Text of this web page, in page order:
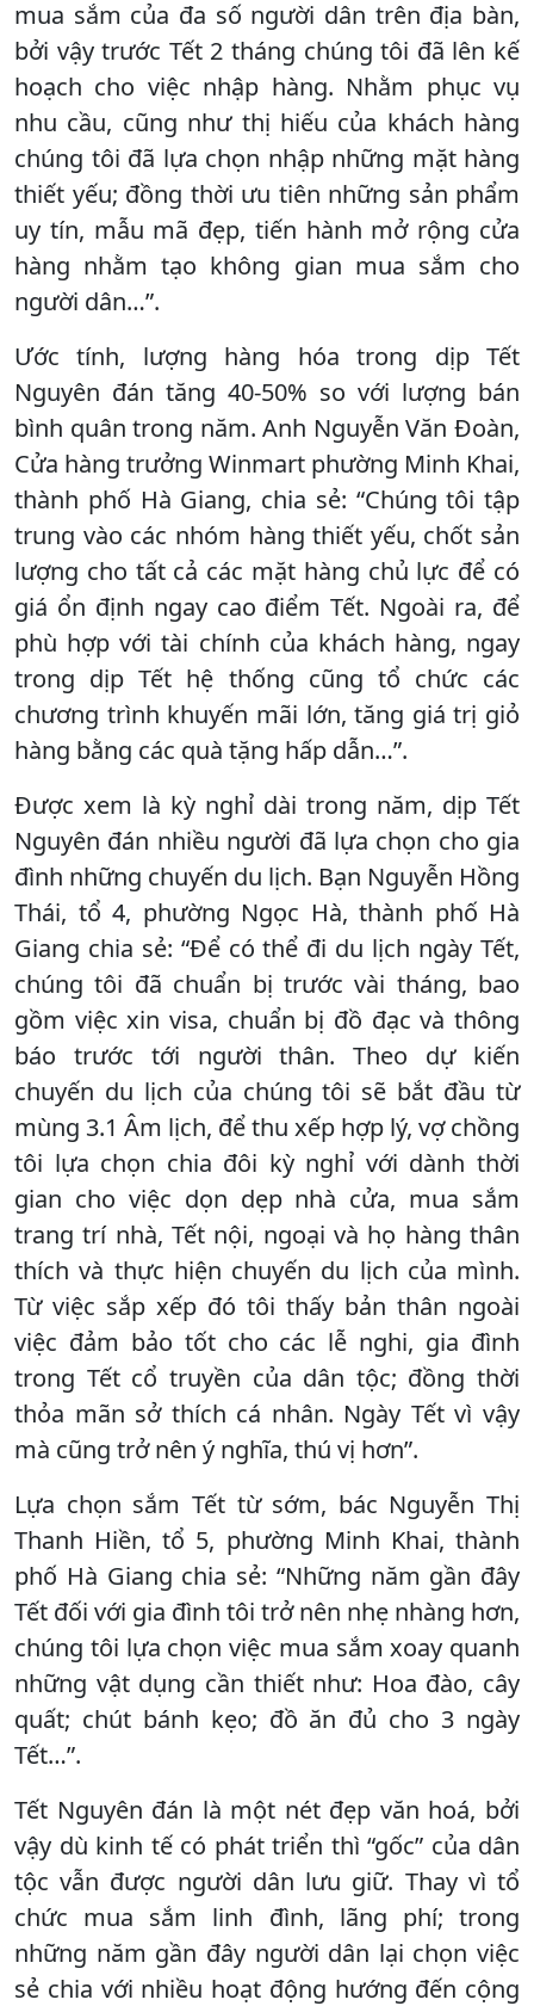
mua sắm của đa số người dân trên địa bàn,
bởi vậy trước Tết 2 tháng chúng tôi đã lên kế
hoạch cho việc nhập hàng. Nhằm phục vụ
nhu cầu, cũng như thị hiếu của khách hàng
chúng tôi đã lựa chọn nhập những mặt hàng
thiết yếu; đồng thời ưu tiên những sản phẩm
uy tín, mẫu mã đẹp, tiến hành mở rộng cửa
hàng nhằm tạo không gian mua sắm cho
người dân…”.
Ước tính, lượng hàng hóa trong dịp Tết
Nguyên đán tăng 40-50% so với lượng bán
bình quân trong năm. Anh Nguyễn Văn Đoàn,
Cửa hàng trưởng Winmart phường Minh Khai,
thành phố Hà Giang, chia sẻ: “Chúng tôi tập
trung vào các nhóm hàng thiết yếu, chốt sản
lượng cho tất cả các mặt hàng chủ lực để có
giá ổn định ngay cao điểm Tết. Ngoài ra, để
phù hợp với tài chính của khách hàng, ngay
trong dịp Tết hệ thống cũng tổ chức các
chương trình khuyến mãi lớn, tăng giá trị giỏ
hàng bằng các quà tặng hấp dẫn…”.
Được xem là kỳ nghỉ dài trong năm, dịp Tết
Nguyên đán nhiều người đã lựa chọn cho gia
đình những chuyến du lịch. Bạn Nguyễn Hồng
Thái, tổ 4, phường Ngọc Hà, thành phố Hà
Giang chia sẻ: “Để có thể đi du lịch ngày Tết,
chúng tôi đã chuẩn bị trước vài tháng, bao
gồm việc xin visa, chuẩn bị đồ đạc và thông
báo trước tới người thân. Theo dự kiến
chuyến du lịch của chúng tôi sẽ bắt đầu từ
mùng 3.1 Âm lịch, để thu xếp hợp lý, vợ chồng
tôi lựa chọn chia đôi kỳ nghỉ với dành thời
gian cho việc dọn dẹp nhà cửa, mua sắm
trang trí nhà, Tết nội, ngoại và họ hàng thân
thích và thực hiện chuyến du lịch của mình.
Từ việc sắp xếp đó tôi thấy bản thân ngoài
việc đảm bảo tốt cho các lễ nghi, gia đình
trong Tết cổ truyền của dân tộc; đồng thời
thỏa mãn sở thích cá nhân. Ngày Tết vì vậy
mà cũng trở nên ý nghĩa, thú vị hơn”.
Lựa chọn sắm Tết từ sớm, bác Nguyễn Thị
Thanh Hiền, tổ 5, phường Minh Khai, thành
phố Hà Giang chia sẻ: “Những năm gần đây
Tết đối với gia đình tôi trở nên nhẹ nhàng hơn,
chúng tôi lựa chọn việc mua sắm xoay quanh
những vật dụng cần thiết như: Hoa đào, cây
quất; chút bánh kẹo; đồ ăn đủ cho 3 ngày
Tết…”.
Tết Nguyên đán là một nét đẹp văn hoá, bởi
vậy dù kinh tế có phát triển thì “gốc” của dân
tộc vẫn được người dân lưu giữ. Thay vì tổ
chức mua sắm linh đình, lãng phí; trong
những năm gần đây người dân lại chọn việc
sẻ chia với nhiều hoạt động hướng đến cộng